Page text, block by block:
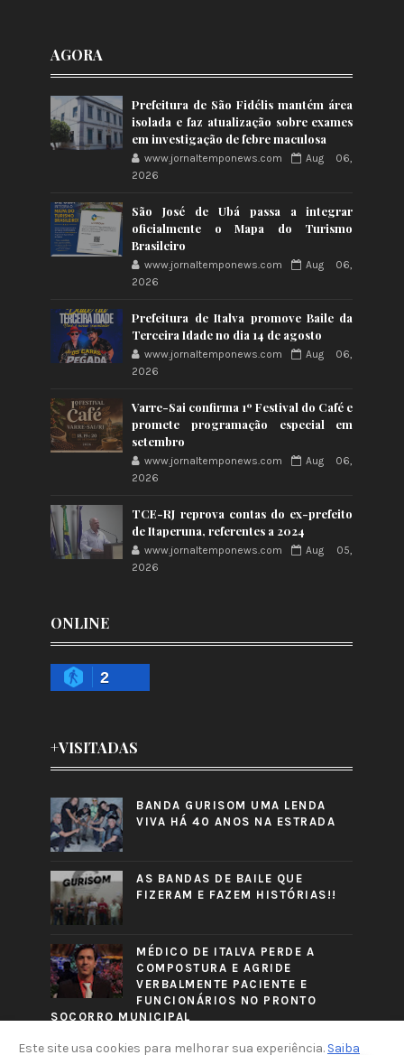
AGORA
Prefeitura de São Fidélis mantém área
isolada e faz atualização sobre exames
em investigação de febre maculosa
www.jornaltemponews.com
Aug 06,
2026
São José de Ubá passa a integrar
oficialmente o Mapa do Turismo
Brasileiro
www.jornaltemponews.com
Aug 06,
2026
Prefeitura de Italva promove Baile da
Terceira Idade no dia 14 de agosto
www.jornaltemponews.com
Aug 06,
2026
Varre-Sai confirma 1º Festival do Café e
promete programação especial em
setembro
www.jornaltemponews.com
Aug 06,
2026
TCE-RJ reprova contas do ex-prefeito
de Itaperuna, referentes a 2024
www.jornaltemponews.com
Aug 05,
2026
ONLINE
2
+VISITADAS
BANDA GURISOM UMA LENDA
VIVA HÁ 40 ANOS NA ESTRADA
AS BANDAS DE BAILE QUE
FIZERAM E FAZEM HISTÓRIAS!!
MÉDICO DE ITALVA PERDE A
COMPOSTURA E AGRIDE
VERBALMENTE PACIENTE E
FUNCIONÁRIOS NO PRONTO
SOCORRO MUNICIPAL
Este site usa cookies para melhorar sua experiência. Saiba